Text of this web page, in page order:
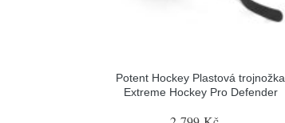
Potent Hockey Plastová trojnožka
Extreme Hockey Pro Defender